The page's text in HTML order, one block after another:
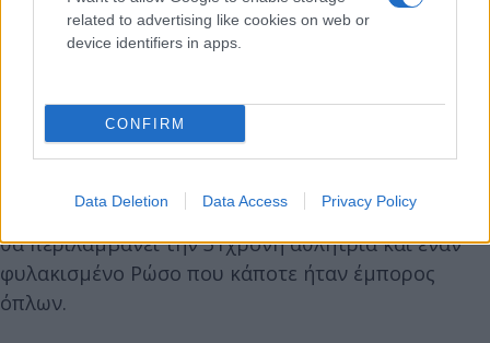
related to advertising like cookies on web or
device identifiers in apps.
CONFIRM
Data Deletion Data Access Privacy Policy
Η καταδίκη της θα μπορούσε να ανοίξει το δρόμο
μεταξύ Ρωσίας και Ηνωμένων Πολιτειών, η οποία
θα περιλαμβάνει την 31χρονη αθλήτρια και έναν
φυλακισμένο Ρώσο που κάποτε ήταν έμπορος
όπλων.